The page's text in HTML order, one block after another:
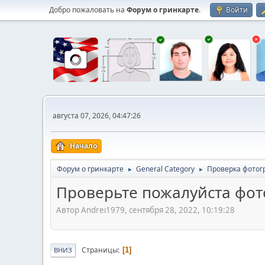
Добро пожаловать на Форум о гринкарте. Войти
августа 07, 2026, 04:47:26
Начало
Форум о гринкарте ► General Category ► Проверка
Проверьте пожалуйста
Автор Andrei1979, сентября 28, 2022, 10:19:28
ВНИЗ Страницы 1